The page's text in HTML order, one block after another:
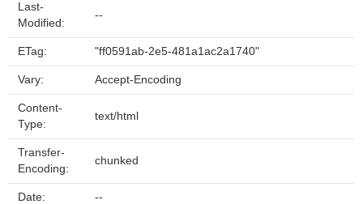
Last-
Modified:
--
ETag: "ff0591ab-2e5-481a1ac2a1740"
Vary: Accept-Encoding
Content-
Type:
text/html
Transfer-
Encoding:
chunked
Date: --